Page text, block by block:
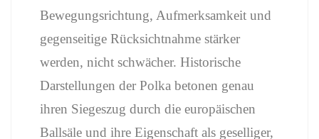
Bewegungsrichtung, Aufmerksamkeit und
gegenseitige Rücksichtnahme stärker
werden, nicht schwächer. Historische
Darstellungen der Polka betonen genau
ihren Siegeszug durch die europäischen
Ballsäle und ihre Eigenschaft als geselliger,